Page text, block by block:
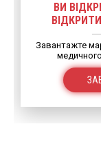
ВИ
Завантажте